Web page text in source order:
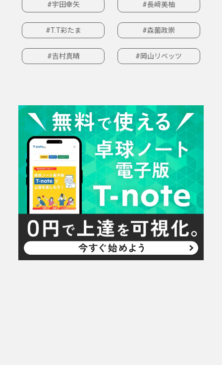
#宇田幸矢 #長﨑美柚
#T.T彩たま #森薗政崇
#吉村真晴 #岡山リベッツ